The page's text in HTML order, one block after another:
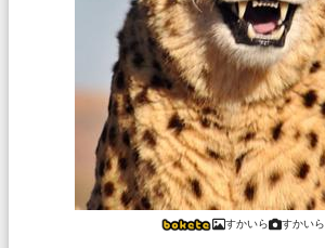
すかいら すかいら